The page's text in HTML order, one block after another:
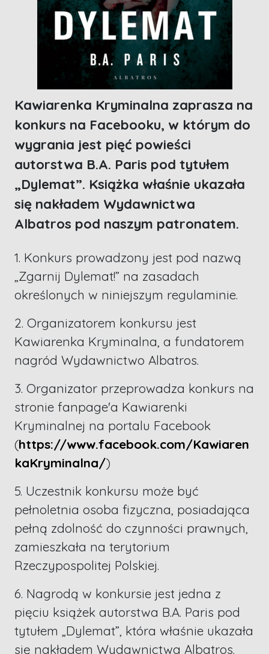
Kawiarenka Kryminalna zaprasza na
konkurs na Facebooku, w którym do
wygrania jest pięć powieści
autorstwa B.A. Paris pod tytułem
„Dylemat”. Książka właśnie ukazała
się nakładem Wydawnictwa
Albatros pod naszym patronatem.
1. Konkurs prowadzony jest pod nazwą
„Zgarnij Dylemat!” na zasadach
określonych w niniejszym regulaminie.
2. Organizatorem konkursu jest
Kawiarenka Kryminalna, a fundatorem
nagród Wydawnictwo Albatros.
3. Organizator przeprowadza konkurs na
stronie fanpage'a Kawiarenki
Kryminalnej na portalu Facebook
(https://www.facebook.com/Kawiaren
kaKryminalna/)
5. Uczestnik konkursu może być
pełnoletnia osoba fizyczna, posiadająca
pełną zdolność do czynności prawnych,
zamieszkała na terytorium
Rzeczypospolitej Polskiej.
6. Nagrodą w konkursie jest jedna z
pięciu książek autorstwa B.A. Paris pod
tytułem „Dylemat”, która właśnie ukazała
się nakładem Wydawnictwa Albatros.